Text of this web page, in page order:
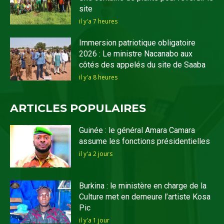
site
il y'a 7 heures
Immersion patriotique obligatoire
2026 : Le ministre Nacanabo aux
côtés des appelés du site de Saaba
il y'a 8 heures
ARTICLES POPULAIRES
Guinée : le général Amara Camara
assume les fonctions présidentielles
il y'a 2 jours
Burkina : le ministère en charge de la
Culture met en demeure l’artiste Kosa
Pic
il y'a 1 jour